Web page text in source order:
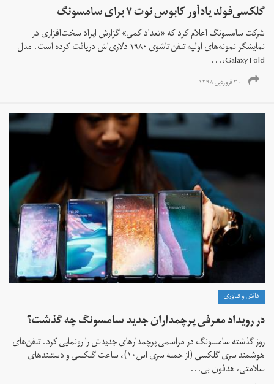
گلکسی‌فولد یادآور کابوس نوت ۷ برای سامسونگ
شرکت سامسونگ اعلام کرد که «تعداد کمی» گزارش ایراد سخت‌افزاری در
نمایشگر نمونه‌های اولیه تلفن تاشوی ۱۹۸۰ دلاری‌اش دریافت کرده است. مدل
Galaxy Fold،...
۳۰ فروردین ۱۳۹۸
دانش و فناوری
در رویداد معرفی پرچمداران جدید سامسونگ چه گذشت؟
روز گذشته سامسونگ در مراسمی پرچمدارهای جدیدش را رونمایی کرد. تلفن‌های
هوشمند سری گلکسی (از جمله سری اس‌۱۰)، ساعت گلکسی و دستبندهای
سلامتی، هدفون بی‌...